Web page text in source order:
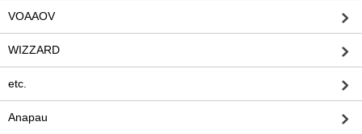
VOAAOV
WIZZARD
etc.
Anapau